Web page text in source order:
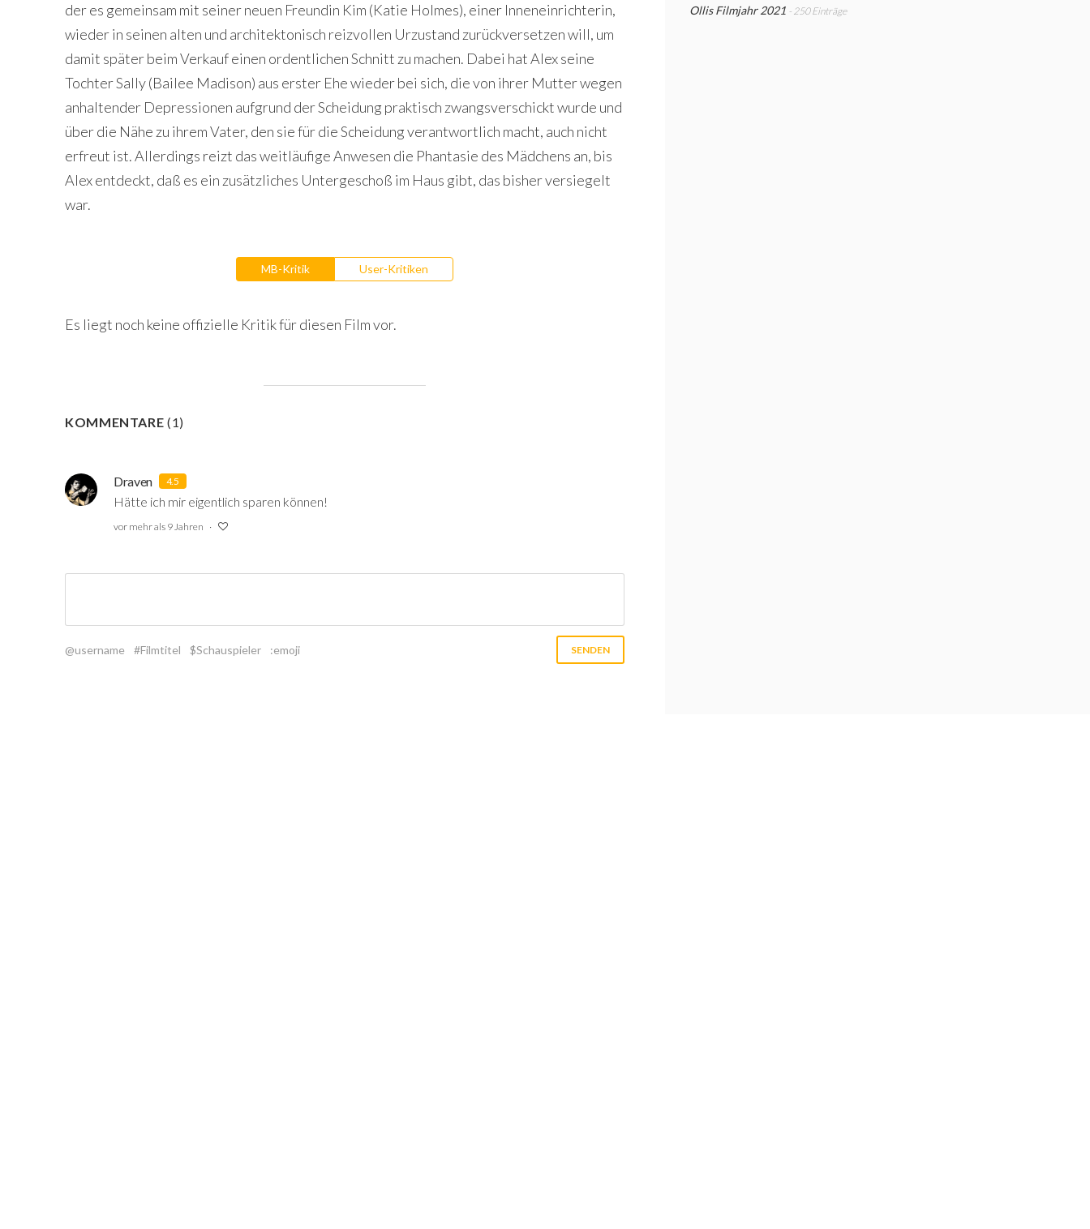
der es gemeinsam mit seiner neuen Freundin Kim (Katie Holmes), einer Inneneinrichterin,
wieder in seinen alten und architektonisch reizvollen Urzustand zurückversetzen will, um
damit später beim Verkauf einen ordentlichen Schnitt zu machen. Dabei hat Alex seine
Tochter Sally (Bailee Madison) aus erster Ehe wieder bei sich, die von ihrer Mutter wegen
anhaltender Depressionen aufgrund der Scheidung praktisch zwangsverschickt wurde und
über die Nähe zu ihrem Vater, den sie für die Scheidung verantwortlich macht, auch nicht
erfreut ist. Allerdings reizt das weitläufige Anwesen die Phantasie des Mädchens an, bis
Alex entdeckt, daß es ein zusätzliches Untergeschoß im Haus gibt, das bisher versiegelt
war.
MB-Kritik User-Kritiken
Es liegt noch keine offizielle Kritik für diesen Film vor.
KOMMENTARE(1)
Draven 4.5
Hätte ich mir eigentlich sparen können!
vor mehr als 9 Jahren
@username #Filmtitel $Schauspieler :emoji
Ollis Filmjahr 2021 - 250 Einträge